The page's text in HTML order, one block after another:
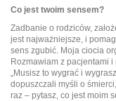
Co jest twoim sensem?
Zadbanie o rodziców,
jest najważniejsze, i
sens zgubić. Moja ciocia
Rozmawiam z pacjentami i
„Musisz to wygrać i
dopuszczali myśli o
raz – pytasz, co jest moim